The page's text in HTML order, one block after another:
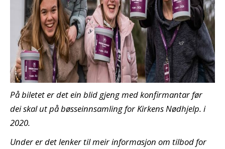
På biletet er det ein blid gjeng med konfirmantar før
dei skal ut på bøsseinnsamling for Kirkens Nødhjelp. i
2020.
Under er det lenker til meir informasjon om tilbod for